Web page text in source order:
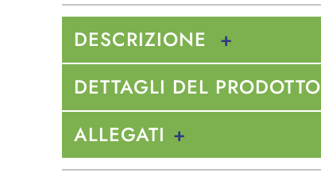
DESCRIZIONE
DETTAGLI DEL PRODOTTO
ALLEGATI